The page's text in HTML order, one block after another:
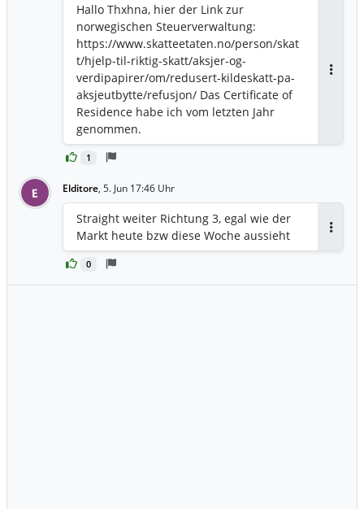
1
Hallo Thxhna, hier der Link zur
norwegischen Steuerverwaltung:
https://www.skatteetaten.no/person/skat
t/hjelp-til-riktig-skatt/aksjer-og-
verdipapirer/om/redusert-kildeskatt-pa-
aksjeutbytte/refusjon/ Das Certificate of
Residence habe ich vom letzten Jahr
genommen.
E Elditore, 5. Jun 17:46 Uhr
0
Straight weiter Richtung 3, egal wie der
Markt heute bzw diese Woche aussieht